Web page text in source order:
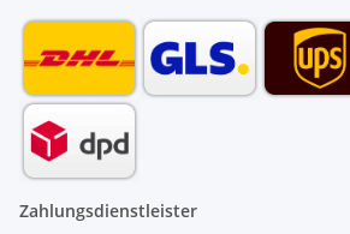
Zahlungsdienstleister